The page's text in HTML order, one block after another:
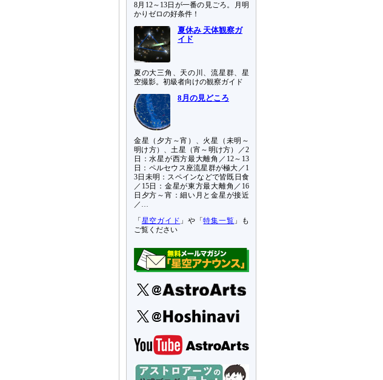
8月12～13日が一番の見ごろ。月明
かりゼロの好条件！
夏休み 天体観察ガ
イド
夏の大三角、天の川、流星群、星
空撮影。初級者向けの観察ガイド
8月の見どころ
金星（夕方～宵）、火星（未明～
明け方）、土星（宵～明け方）／2
日：水星が西方最大離角／12～13
日：ペルセウス座流星群が極大／1
3日未明：スペインなどで皆既日食
／15日：金星が東方最大離角／16
日夕方～宵：細い月と金星が接近
／…
「 星空ガイド 」や「特集一覧 」も
ご覧ください